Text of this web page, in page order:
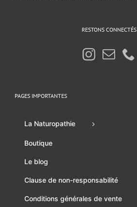
RESTONS CONNECTÉS
PAGES IMPORTANTES
La Naturopathie
Boutique
Le blog
Clause de non-responsabilité
Conditions générales de vente